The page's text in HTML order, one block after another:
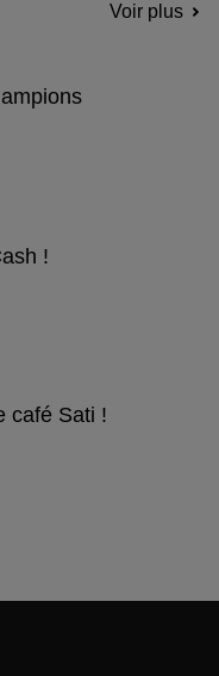
Voir plus
!
café Sati !